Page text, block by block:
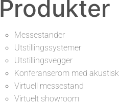
Produkter
Messestander
Utstillingssystemer
Utstillingsvegger
Konferanserom med
Virtuell messestand
Virtuelt showroom